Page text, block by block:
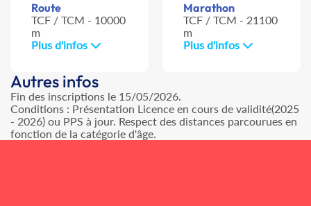
Route
TCF / TCM - 10000
m
Plus d'infos
Marathon
TCF / TCM - 21100
m
Plus d'infos
Autres infos
Fin des inscriptions le 15/05/2026.
Conditions : Présentation Licence en cours de validité(2025
- 2026) ou PPS à jour. Respect des distances parcourues en
fonction de la catégorie d'âge.